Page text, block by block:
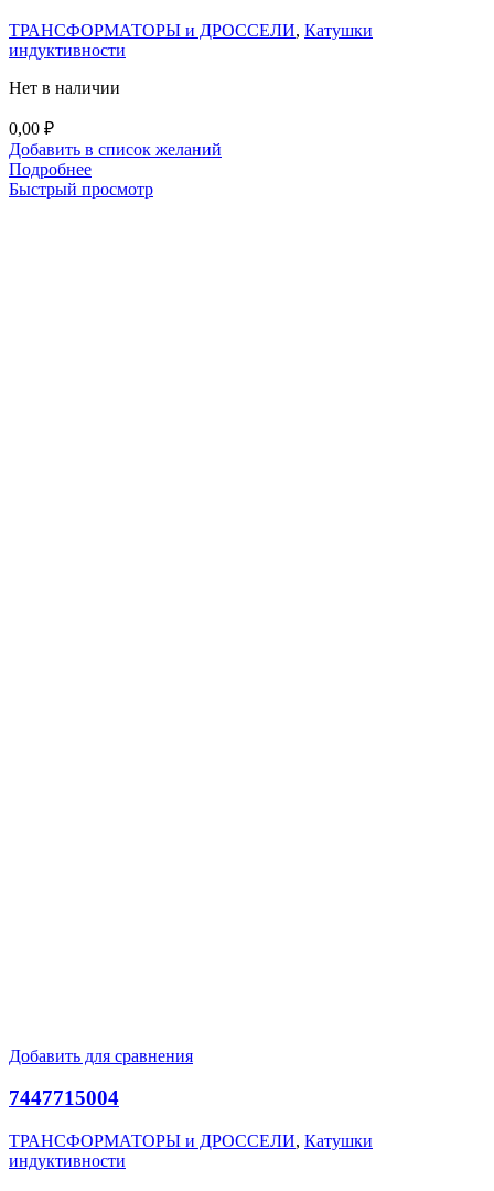
ТРАНСФОРМАТОРЫ и ДРОССЕЛИ, Катушки
индуктивности
Нет в наличии
0,00 ₽
Добавить в список желаний
Подробнее
Быстрый просмотр
Добавить для сравнения
7447715004
ТРАНСФОРМАТОРЫ и ДРОССЕЛИ, Катушки
индуктивности